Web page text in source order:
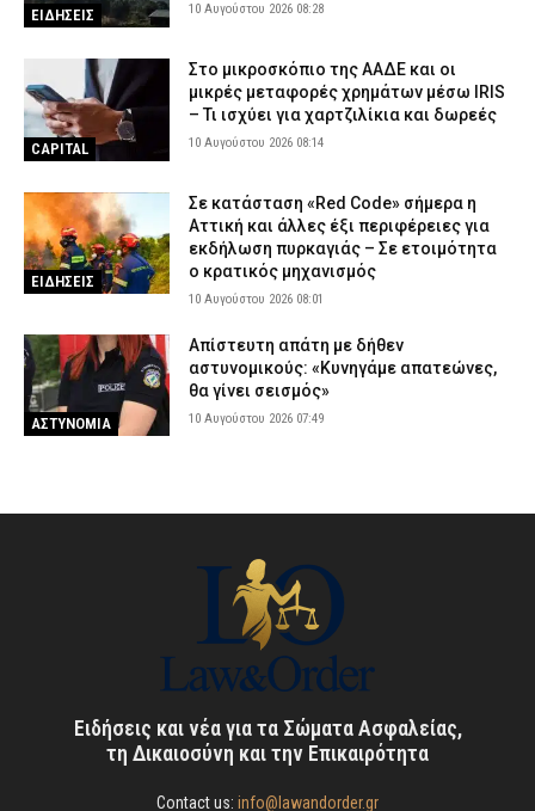
ΕΙΔΗΣΕΙΣ 10 Αυγούστου 2026 08:28
CAPITAL
Στο μικροσκόπιο της ΑΑΔΕ και οι
μικρές μεταφορές χρημάτων μέσω IRIS
– Τι ισχύει για χαρτζιλίκια και δωρεές
10 Αυγούστου 2026 08:14
ΕΙΔΗΣΕΙΣ
Σε κατάσταση «Red Code» σήμερα η
Αττική και άλλες έξι περιφέρειες για
εκδήλωση πυρκαγιάς – Σε ετοιμότητα
ο κρατικός μηχανισμός
10 Αυγούστου 2026 08:01
ΑΣΤΥΝΟΜΙΑ
Απίστευτη απάτη με δήθεν
αστυνομικούς: «Κυνηγάμε απατεώνες,
θα γίνει σεισμός»
10 Αυγούστου 2026 07:49
Ειδήσεις και νέα για τα Σώματα Ασφαλείας,
τη Δικαιοσύνη και την Επικαιρότητα
Contact us: info@lawandorder.gr